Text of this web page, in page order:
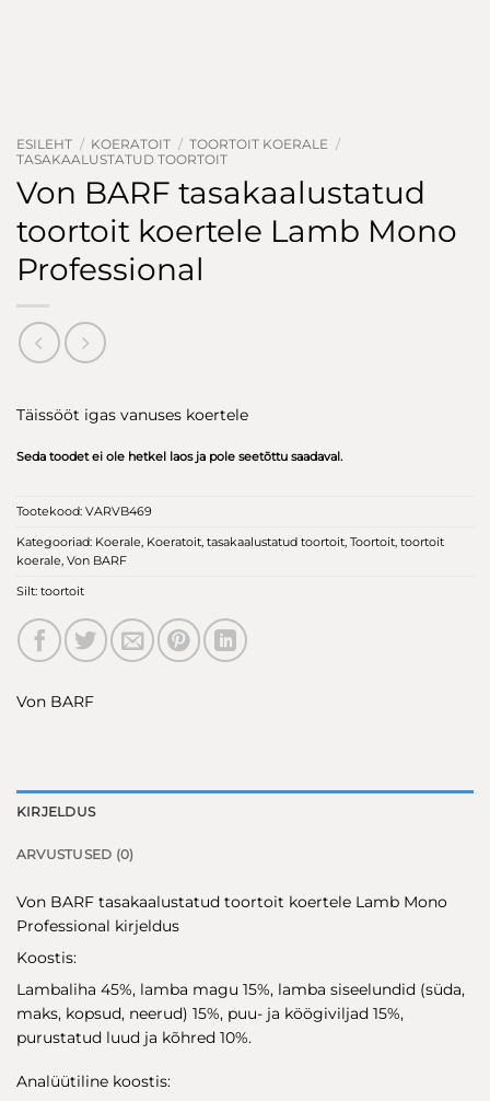
ESILEHT / KOERATOIT / TOORTOIT KOERALE /
TASAKAALUSTATUD TOORTOIT
Von BARF tasakaalustatud
toortoit koertele Lamb Mono
Professional
Täissööt igas vanuses koertele
Seda toodet ei ole hetkel laos ja pole seetõttu saadaval.
Tootekood: VARVB469
Kategooriad: Koerale, Koeratoit, tasakaalustatud toortoit, Toortoit, toortoit
koerale, Von BARF
Silt: toortoit
Von BARF
KIRJELDUS
ARVUSTUSED (0)
Von BARF tasakaalustatud toortoit koertele Lamb Mono
Professional kirjeldus
Koostis:
Lambaliha 45%, lamba magu 15%, lamba siseelundid (süda,
maks, kopsud, neerud) 15%, puu- ja köögiviljad 15%,
purustatud luud ja kõhred 10%.
Analüütiline koostis: